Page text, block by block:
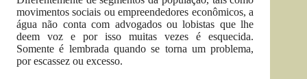
movimentos sociais ou empreendedores econômicos, a
água não conta com advogados ou lobistas que lhe
deem voz e por isso muitas vezes é esquecida.
Somente é lembrada quando se torna um problema,
por escassez ou excesso.